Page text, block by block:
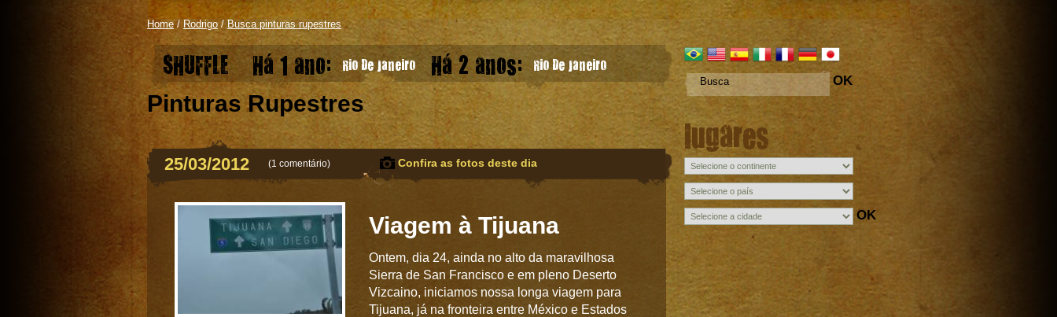
Home/ Rodrigo /Busca pinturas rupestres
OK
lugares
OK
SHUFFLE Há 1 ano: Rio De Janeiro Há 2 anos: Rio De Janeiro
Pinturas Rupestres
25/03/2012 (1 comentário) Confira as fotos deste dia
Viagem à Tijuana
Ontem, dia 24, ainda no alto da maravilhosa
Sierra de San Francisco e em pleno Deserto
Vizcaino, iniciamos nossa longa viagem para
Tijuana, já na fronteira entre México e Estados